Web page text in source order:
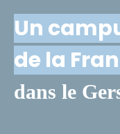
Un
de la
dans le